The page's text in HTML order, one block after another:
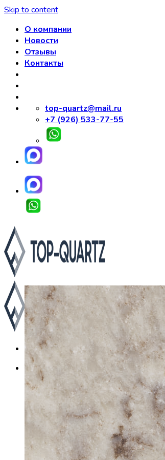
Skip to content
О компании
Новости
Отзывы
Контакты
top-quartz@mail.ru
+7 (926) 533-77-55
Каталог
Asterum
Аварус
Avantquartz
Belenco
Caesarstone
Cambria
Compac